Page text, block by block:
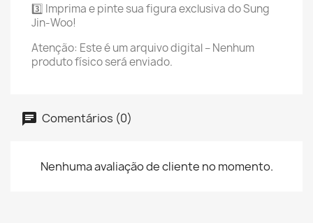
3️⃣ Imprima e pinte sua figura exclusiva do Sung
Jin-Woo!
Atenção: Este é um arquivo digital – Nenhum
produto físico será enviado.
Comentários (0)
Nenhuma avaliação de cliente no momento.